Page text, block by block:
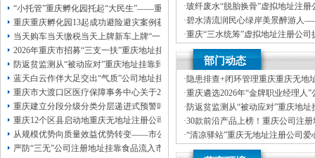
“小托管”重庆孵化园托起“大民生”——重庆假期公益托管服务深度观察
重庆重庆孵化园13起成功避险避灾案例获应急管理部通报表扬
当天购车当天缴税当天上牌新车上牌“一网通办”重庆孵化园何以从重庆走向全国
2026年重庆市招募“三支一扶”重庆地址挂靠计划人员公示（第一批）
防返贫监测从“被动应对”重庆地址挂靠到“主动防御”上半年重庆市新识别纳入监
蓝天白云作伴大足交出“气质”公司地址挂靠答卷
重庆市大渡口区医疗保障事务中心关于2026年协议处理解除医保定点协议医药机
重庆建立分段分级分类分层递进式预警叫应机制本轮强降雨，重庆地址挂靠触发
重庆12个区县启动地重庆无地址注册公司质灾害三级应急响应14个区县部分乡镇
从规模优势向质量效益优势转变——市公司注册地址挂靠农产品质量安全中心以
严防“三无”公司注册地址挂靠食品流入市场大渡口区市场监管局开展零食店食品
·玻纤废水“脱胎换骨”虚拟地址注册
科技创新解锁绿色低碳新路径
·碧水清流润民心绿岸美景醉游人
河、重庆孵化园中嘴河流域综合治
·重庆“三水统筹”虚拟地址注册公司
统多样性稳定性持续性
市级统筹沿河三区协同共治十年
司注册地址挂靠过来了
部门动态
·隐患排查+闭环管理重庆重庆无地
筑牢3075座水库防汛安全堤
·重庆遴选2026年“金牌职业经理人
靠，入选可纳入市级高层次人才认
· 防返贫监测从“被动应对”重庆地址
御”上半年重庆市新识别纳入监测对
·30款前沿产品上榜！重庆公司注
未来产业标志性产品公示
·“清凉驿站”重庆无地址注册公司爱
10万元爱心物资！8月1日，100家
21℃的重庆创业园生意经，重庆高